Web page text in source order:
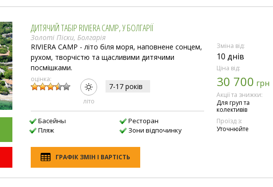
ДИТЯЧИЙ ТАБІР RIVIERA CAMP, У БОЛГАРІЇ
Золоті Піски, Болгарія
RIVIERA CAMP - літо біля моря, наповнене сонцем,
рухом, творчістю та щасливими дитячими
посмішками.
оцінка:
лiто
7-17 рокiв
Басейны
Пляж
Ресторан
Зони відпочинку
ГРАФІК ЗМІН І ВАРТІСТЬ
Зміна від:
10 днів
Ціна від:
30 700 грн
Акції та знижки:
Для груп та
колективів
Проїзд з:
Уточнюйте